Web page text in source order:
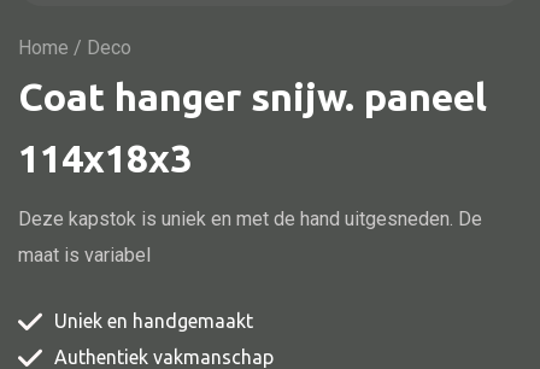
TV meubel
Rek
Alle stoelen
Fautteuil
Home / Deco
Coat hanger snijw. paneel
114x18x3
Deze kapstok is uniek en met de hand uitgesneden. De
maat is variabel
Uniek en handgemaakt
Authentiek vakmanschap